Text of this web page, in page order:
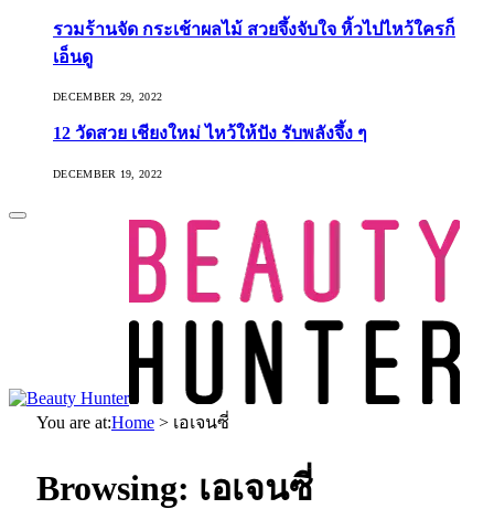
รวมร้านจัด กระเช้าผลไม้ สวยจึ้งจับใจ หิ้วไปไหว้ใครก็
เอ็นดู
DECEMBER 29, 2022
12 วัดสวย เชียงใหม่ ไหว้ให้ปัง รับพลังจึ้ง ๆ
DECEMBER 19, 2022
You are at:Home > เอเจนซี่
Browsing: เอเจนซี่